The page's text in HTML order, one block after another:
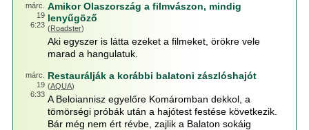
márc.
19
6:23
Amikor Olaszország a filmvászon, mindig
lenyűgöző
(Roadster)
Aki egyszer is látta ezeket a filmeket, örökre vele
marad a hangulatuk.
márc.
19
6:33
Restaurálják a korábbi balatoni zászlóshajót
(AQUA)
A Beloiannisz egyelőre Komáromban dekkol, a
tömörségi próbák után a hajótest festése következik.
Bár még nem ért révbe, zajlik a Balaton sokáig